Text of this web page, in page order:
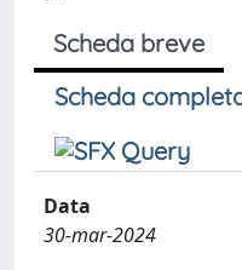
Scheda breve
Scheda
Data
30-mar-2024